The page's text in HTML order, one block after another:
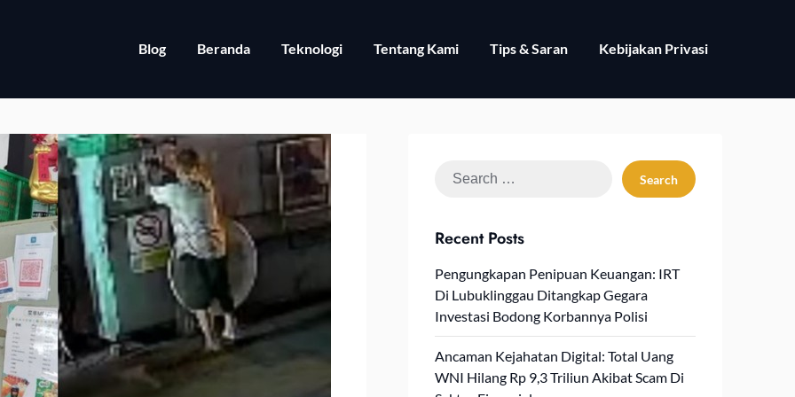
Blog Beranda Teknologi Tentang Kami Tips & Saran Kebijakan Privasi
Search
Recent Posts
Pengungkapan Penipuan Keuangan: IRT
Di Lubuklinggau Ditangkap Gegara
Investasi Bodong Korbannya Polisi
Ancaman Kejahatan Digital: Total Uang
WNI Hilang Rp 9,3 Triliun Akibat Scam Di